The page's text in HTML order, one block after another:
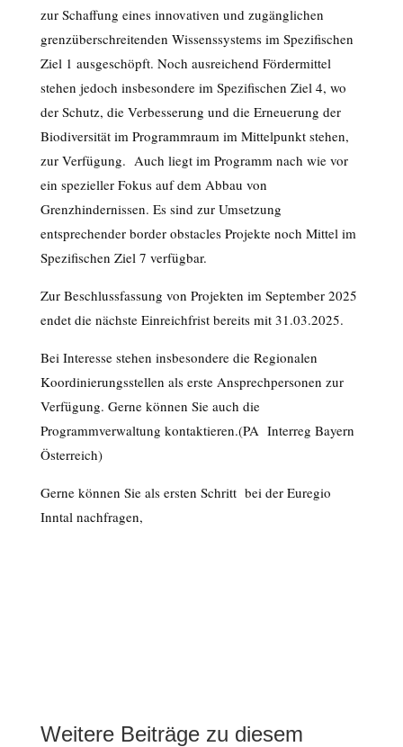
zur Schaffung eines innovativen und zugänglichen
grenzüberschreitenden Wissenssystems im Spezifischen
Ziel 1 ausgeschöpft. Noch ausreichend Fördermittel
stehen jedoch insbesondere im Spezifischen Ziel 4, wo
der Schutz, die Verbesserung und die Erneuerung der
Biodiversität im Programmraum im Mittelpunkt stehen,
zur Verfügung. Auch liegt im Programm nach wie vor
ein spezieller Fokus auf dem Abbau von
Grenzhindernissen. Es sind zur Umsetzung
entsprechender border obstacles Projekte noch Mittel im
Spezifischen Ziel 7 verfügbar.
Zur Beschlussfassung von Projekten im September 2025
endet die nächste Einreichfrist bereits mit 31.03.2025.
Bei Interesse stehen insbesondere die Regionalen
Koordinierungsstellen als erste Ansprechpersonen zur
Verfügung. Gerne können Sie auch die
Programmverwaltung kontaktieren.(PA Interreg Bayern
Österreich)
Gerne können Sie als ersten Schritt bei der Euregio
Inntal nachfragen,
Weitere Beiträge zu diesem